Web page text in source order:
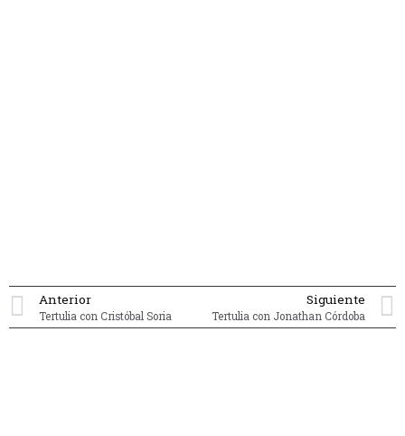
Anterior
Tertulia con Cristóbal Soria
Siguiente
Tertulia con Jonathan Córdoba